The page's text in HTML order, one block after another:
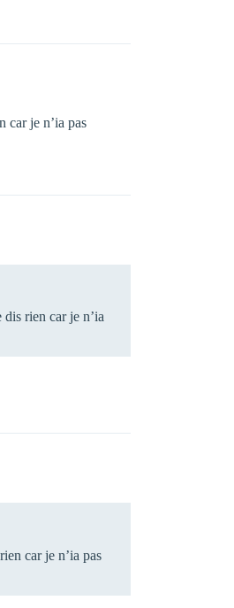
car je n’ia pas
rien car je n’ia
car je n’ia pas